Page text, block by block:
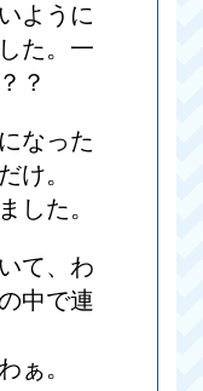
ように
た。一
？
なった
け。
した。
て、わ
中で連
ぁ。